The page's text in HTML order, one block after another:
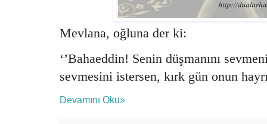
Mevlana, oğluna der ki:
‘’Bahaeddin! Senin düşmanını
sevmesini istersen, kırk gün onun
Devamını Oku»